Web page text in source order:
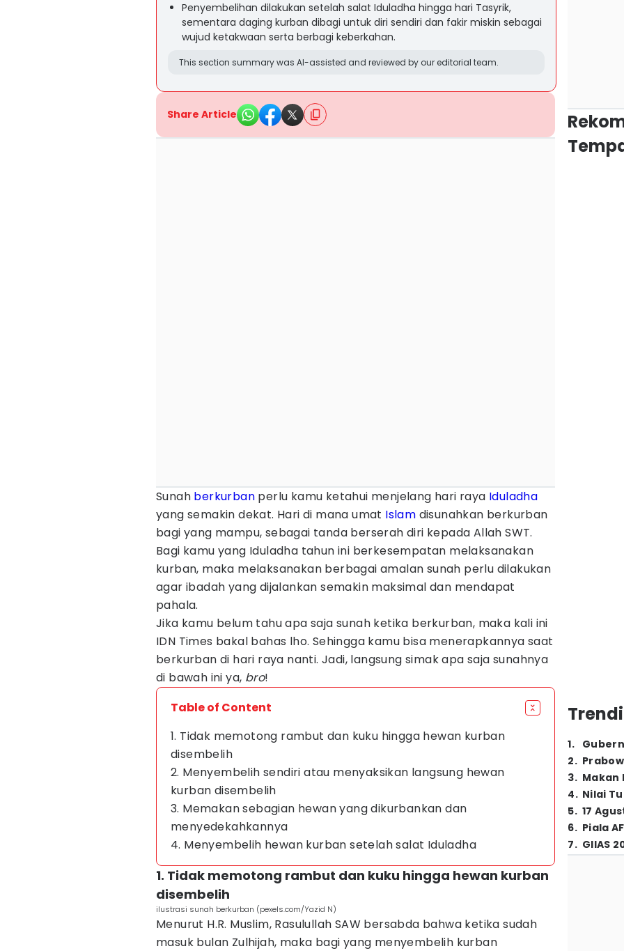
Penyembelihan dilakukan setelah salat Iduladha hingga hari Tasyrik,
sementara daging kurban dibagi untuk diri sendiri dan fakir miskin sebagai
wujud ketakwaan serta berbagi keberkahan.
This section summary was AI-assisted and reviewed by our editorial team.
Share Article
Sunah berkurban perlu kamu ketahui menjelang hari raya Iduladha
yang semakin dekat. Hari di mana umat Islam disunahkan berkurban
bagi yang mampu, sebagai tanda berserah diri kepada Allah SWT.
Bagi kamu yang Iduladha tahun ini berkesempatan melaksanakan
kurban, maka melaksanakan berbagai amalan sunah perlu dilakukan
agar ibadah yang dijalankan semakin maksimal dan mendapat
pahala.
Jika kamu belum tahu apa saja sunah ketika berkurban, maka kali ini
IDN Times bakal bahas lho. Sehingga kamu bisa menerapkannya saat
berkurban di hari raya nanti. Jadi, langsung simak apa saja sunahnya
di bawah ini ya, bro!
Table of Content
1. Tidak memotong rambut dan kuku hingga hewan kurban
disembelih
2. Menyembelih sendiri atau menyaksikan langsung hewan
kurban disembelih
3. Memakan sebagian hewan yang dikurbankan dan
menyedekahkannya
4. Menyembelih hewan kurban setelah salat Iduladha
1. Tidak memotong rambut dan kuku hingga hewan kurban
disembelih
ilustrasi sunah berkurban (pexels.com/Yazid N)
Menurut H.R. Muslim, Rasulullah SAW bersabda bahwa ketika sudah
masuk bulan Zulhijah, maka bagi yang menyembelih kurban
1.
2.
3. Makan
4. Nilai
5. 17
6. Piala
7. GIIAS